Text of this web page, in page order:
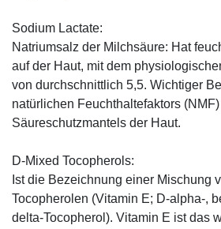
Sodium Lactate:
Natriumsalz der Milchsäure: Hat
auf der Haut, mit dem
von durchschnittlich 5,5. Wichtiger
natürlichen Feuchthaltefaktors
Säureschutzmantels der Haut.
D-Mixed Tocopherols:
Ist die Bezeichnung einer Mischung
Tocopherolen (Vitamin E; D-alpha-,
delta-Tocopherol). Vitamin E ist das